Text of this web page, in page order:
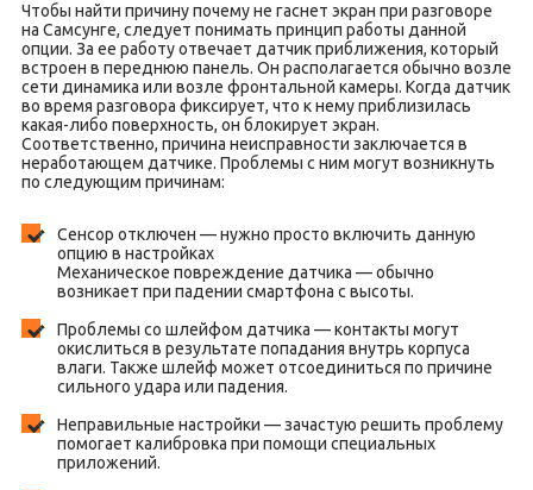
Чтобы найти причину почему не гаснет экран при разговоре
на Самсунге, следует понимать принцип работы данной
опции. За ее работу отвечает датчик приближения, который
встроен в переднюю панель. Он располагается обычно возле
сети динамика или возле фронтальной камеры. Когда датчик
во время разговора фиксирует, что к нему приблизилась
какая-либо поверхность, он блокирует экран.
Соответственно, причина неисправности заключается в
неработающем датчике. Проблемы с ним могут возникнуть
по следующим причинам:
Сенсор отключен — нужно просто включить данную
опцию в настройках
Механическое повреждение датчика — обычно
возникает при падении смартфона с высоты.
Проблемы со шлейфом датчика — контакты могут
окислиться в результате попадания внутрь корпуса
влаги. Также шлейф может отсоединиться по причине
сильного удара или падения.
Неправильные настройки — зачастую решить проблему
помогает калибровка при помощи специальных
приложений.